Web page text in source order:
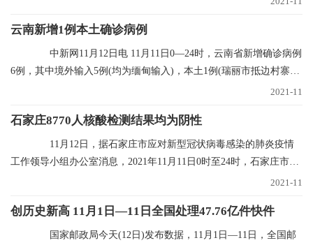
云南新增1例本土确诊病例
中新网11月12日电 11月11日0—24时，云南省新增确诊病例
6例，其中境外输入5例(均为缅甸输入)，本土1例(瑞丽市抵边村寨重
2021-11
石家庄8770人核酸检测结果均为阴性
11月12日，据石家庄市应对新型冠状病毒感染的肺炎疫情
工作领导小组办公室消息，2021年11月11日0时至24时，石家庄市对
2021-11
创历史新高 11月1日—11日全国处理47.76亿件快件
国家邮政局今天(12日)发布数据，11月1日—11日，全国邮